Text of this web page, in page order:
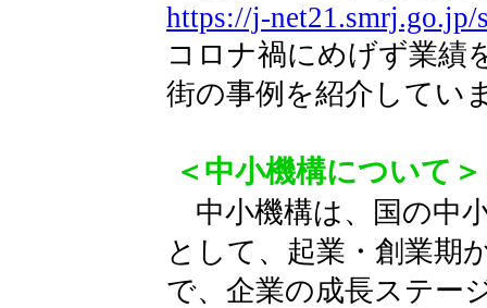
https://j-
コロナ禍にめげず業績
街の事例を紹介してい
＜中小機構について＞
中小機構は、国の中
として、起業・創業期
で、企業の成長ステー